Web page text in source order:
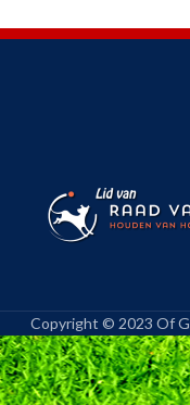
Copyright © 2023 Of